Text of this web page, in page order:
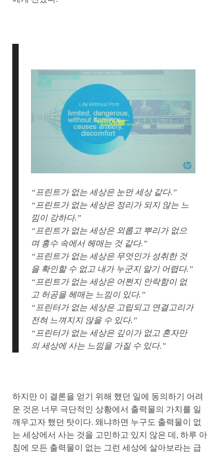
“프린트가 없는 세상은 눈먼 세상 같다.”
“프린트가 없는 세상은 정리가 되지 않는 느
낌이 강하다.”
“프린트가 없는 세상은 외롭고 뿌리가 없으
며 홍수 속에서 헤매는 것 같다.”
“프린트가 없는 세상은 무엇인가 성취한 것
을 확인할 수 없고 내가 누군지 알기 어렵다.”
“프린트가 없는 세상은 어쩐지 안락함이 없
고 허공을 헤매는 느낌이 있다.”
“프린터가 없는 세상은 고립되고 연결고리가
전혀 느껴지지 않을 수 있다.”
“프린터가 없는 세상은 깊이가 없고 혼자만
의 세상에 사는 느낌을 가질 수 있다.”
하지만 이 결론을 얻기 위해 했던 일에 동의하기 어려
운 것은 너무 극단적인 상황에서 출력물의 가치를 일
깨우고자 했던 탓이다. 왜냐하면 누구도 출력물이 없
는 세상에서 사는 것을 고민하고 있지 않은 데, 하루 아
침에 모든 출력물이 없는 그런 세상에 살아보라는 급